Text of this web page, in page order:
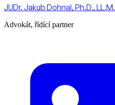
JUDr. Jakub Dohnal, Ph.D., LL.M.
Advokát, řídící partner